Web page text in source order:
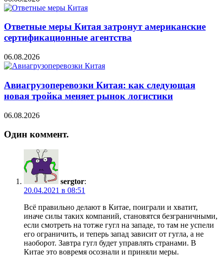
Ответные меры Китая затронут американские
сертификационные агентства
06.08.2026
Авиагрузоперевозки Китая: как следующая
новая тройка меняет рынок логистики
06.08.2026
Один коммент.
sergtor:
20.04.2021 в 08:51
Всё правильно делают в Китае, поиграли и хватит,
иначе силы таких компаний, становятся безграничными,
если смотреть на тотже гугл на западе, то там не успели
его ограничить, и теперь запад зависит от гугла, а не
наоборот. Завтра гугл будет управлять странами. В
Китае это вовремя осознали и приняли меры.